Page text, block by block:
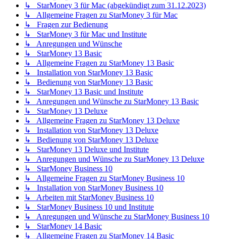
↳ StarMoney 3 für Mac (abgekündigt zum 31.12.2023)
↳ Allgemeine Fragen zu StarMoney 3 für Mac
↳ Fragen zur Bedienung
↳ StarMoney 3 für Mac und Institute
↳ Anregungen und Wünsche
↳ StarMoney 13 Basic
↳ Allgemeine Fragen zu StarMoney 13 Basic
↳ Installation von StarMoney 13 Basic
↳ Bedienung von StarMoney 13 Basic
↳ StarMoney 13 Basic und Institute
↳ Anregungen und Wünsche zu StarMoney 13 Basic
↳ StarMoney 13 Deluxe
↳ Allgemeine Fragen zu StarMoney 13 Deluxe
↳ Installation von StarMoney 13 Deluxe
↳ Bedienung von StarMoney 13 Deluxe
↳ StarMoney 13 Deluxe und Institute
↳ Anregungen und Wünsche zu StarMoney 13 Deluxe
↳ StarMoney Business 10
↳ Allgemeine Fragen zu StarMoney Business 10
↳ Installation von StarMoney Business 10
↳ Arbeiten mit StarMoney Business 10
↳ StarMoney Business 10 und Institute
↳ Anregungen und Wünsche zu StarMoney Business 10
↳ StarMoney 14 Basic
↳ Allgemeine Fragen zu StarMoney 14 Basic